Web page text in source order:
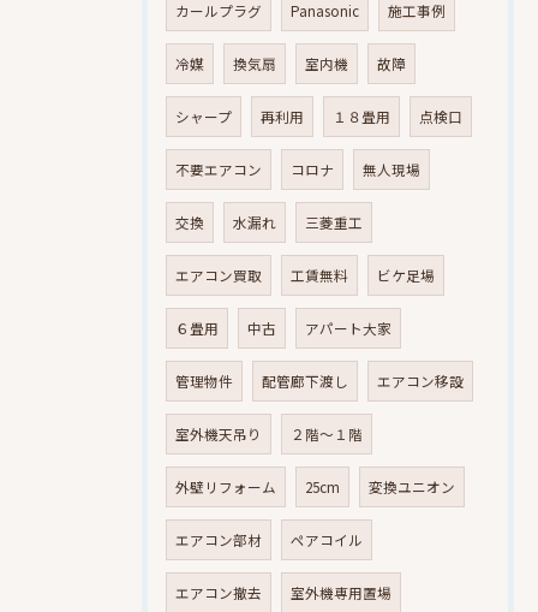
カールプラグ Panasonic 施工事例
冷媒 換気扇 室内機 故障
シャープ 再利用 １８畳用 点検口
不要エアコン コロナ 無人現場
交換 水漏れ 三菱重工
エアコン買取 工賃無料 ビケ足場
６畳用 中古 アパート大家
管理物件 配管廊下渡し エアコン移設
室外機天吊り ２階～１階
外壁リフォーム 25cm 変換ユニオン
エアコン部材 ペアコイル
エアコン撤去 室外機専用置場